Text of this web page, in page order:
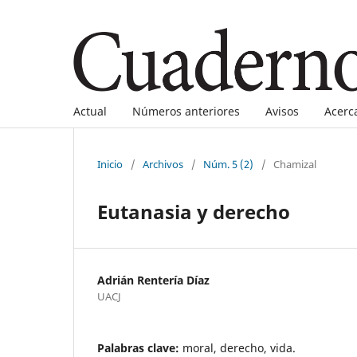
Actual Números anteriores Avisos
Inicio / Archivos / Núm. 5 (2) / Chamizal
Eutanasia y derecho
Adrián Rentería Díaz
UACJ
Palabras clave: moral, derecho, vida.